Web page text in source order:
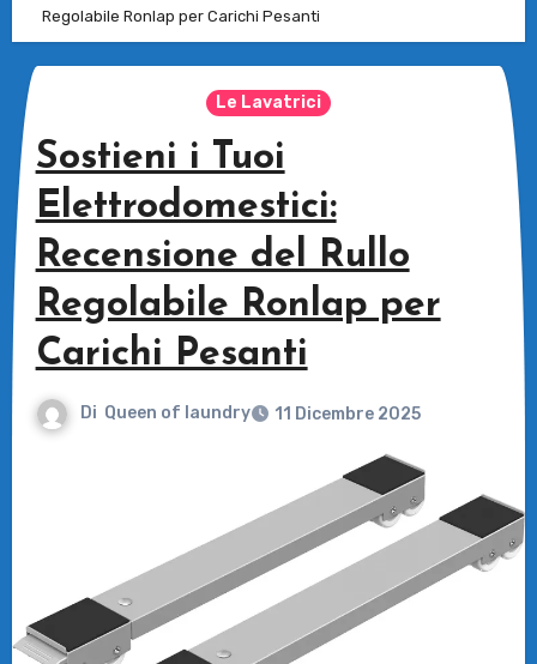
Regolabile Ronlap per Carichi Pesanti
Le Lavatrici
Sostieni i Tuoi
Elettrodomestici:
Recensione del Rullo
Regolabile Ronlap per
Carichi Pesanti
Di Queen of laundry 11 Dicembre 2025